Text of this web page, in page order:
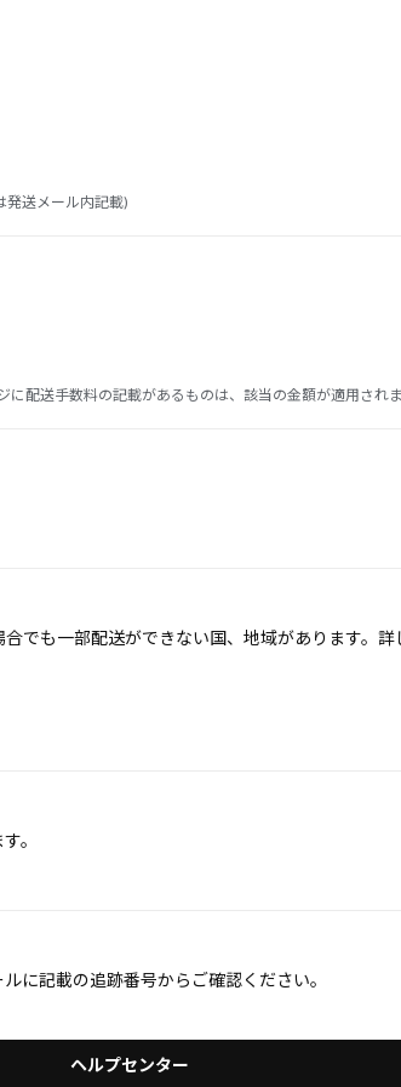
送メール内記載)
配送手数料の記載があるものは、該当の金額が適用され
でも一部配送ができない国、地域があります。
。
に記載の追跡番号からご確認ください。
ヘルプセンター